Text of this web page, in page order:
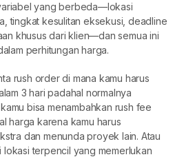
yang berbeda—lokasi
tingkat kesulitan eksekusi, deadline
khusus dari klien—dan semua ini
perhitungan harga.
rush order di mana kamu harus
3 hari padahal normalnya
bisa menambahkan rush fee
harga karena kamu harus
dan menunda proyek lain. Atau
terpencil yang memerlukan